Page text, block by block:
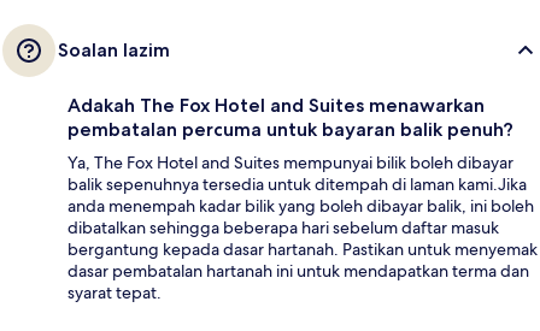
Soalan lazim
Adakah The Fox Hotel and Suites menawarkan
pembatalan percuma untuk bayaran balik penuh?
Ya, The Fox Hotel and Suites mempunyai bilik boleh dibayar
balik sepenuhnya tersedia untuk ditempah di laman kami.Jika
anda menempah kadar bilik yang boleh dibayar balik, ini boleh
dibatalkan sehingga beberapa hari sebelum daftar masuk
bergantung kepada dasar hartanah. Pastikan untuk menyemak
dasar pembatalan hartanah ini untuk mendapatkan terma dan
syarat tepat.